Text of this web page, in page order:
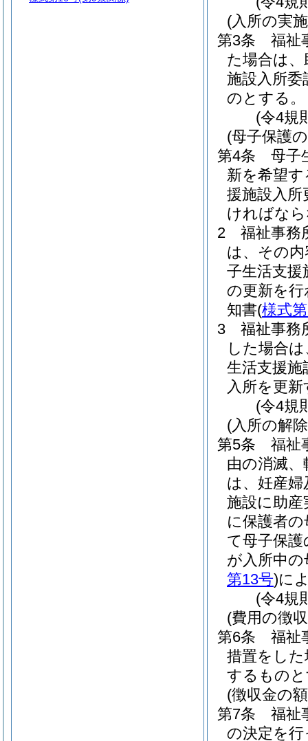
(入所の実
第3条
福祉
た場合は
施設入所委
のとする。
(令4規
(母子保護
第4条
母子
新を希望す
援施設入所
ければな
2
福祉事務
は、その
子生活支援
の更新を
知書(様式
3
福祉事務
した場合
生活支援施
入所を更
(令4規
(入所の解
第5条
福祉
由の消滅
は、妊産
施設に助産
に保護者
て母子保
が入所中
第13号)に
(令4規
(費用の徴
第6条
福祉
措置をし
するもの
(徴収金の
第7条
福祉
の決定を